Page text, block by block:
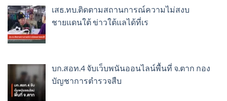
เสธ.ทบ.ติดตามสถานการณ์ความไม่สงบ
ชายแดนใต้ ข่าวใต้แลได้ที่เร
บก.สอท.4 จับเว็บพนันออนไลน์พื้นที่ จ.ตาก กอง
บัญชาการตำรวจสืบ